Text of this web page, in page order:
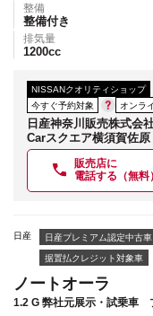
整備
整備付き
排気量
1200cc
NISSANクオリティショップ
今すぐ予約対象
オンラ
日産神奈川販売株式会
Carスクエア横須賀佐原
販売店に
電話する（無料）
日産 日産プレミアム認定中古車
据置払クレジット対象車
ノートオーラ
1.2 G 弊社元展示・試乗車